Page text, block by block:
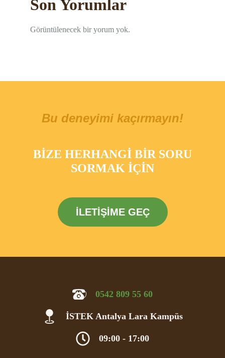
Son Yorumlar
Görüntülenecek bir yorum yok.
Bu deneyimi kaçırmayın!
BİZE HERHANGİ BİR SORU
SORMAK İÇİN
İLETIŞIME GEÇ
0542 809 55 60
İSTEK Antalya Lara Kampüs
09:00 - 17:00